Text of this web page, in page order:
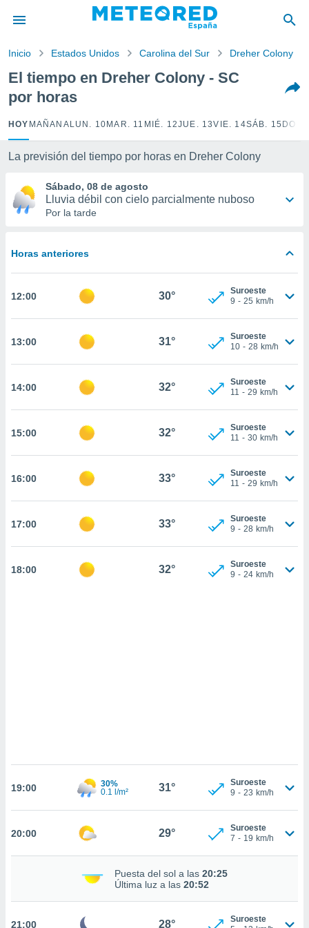
por
para
la
calidad.
a este
las
y
forma
basada
permite
coste.
botón
a la
todas
ya sean
nos
en
perfil
y
En
CONTINUAR
Inicio Estados Unidos Carolina del Sur Dreher Colony
El tiempo en Dreher Colony - SC
por horas
HOY MAÑANA LUN. 10 MAR. 11 MIÉ. 12JUE. 13VIE. 14SÁB. 15
La previsión del tiempo por horas en Dreher Colony
Sábado, 08 de agosto
Lluvia débil con cielo parcialmente nuboso
Por la tarde
Horas anteriores
12:00 30°
Suroeste
9 - 25 km/h
13:00 31°
Suroeste
10 - 28 km/h
14:00 32°
Suroeste
11 - 29 km/h
15:00 32°
Suroeste
11 - 30 km/h
16:00 33°
Suroeste
11 - 29 km/h
17:00 33°
Suroeste
9 - 28 km/h
18:00 32°
Suroeste
9 - 24 km/h
19:00
30%
0.1 l/m²
31°
Suroeste
9 - 23 km/h
20:00 29°
Suroeste
7 - 19 km/h
Puesta del sol a las 20:25
Última luz a las 20:52
21:00 28°
Suroeste